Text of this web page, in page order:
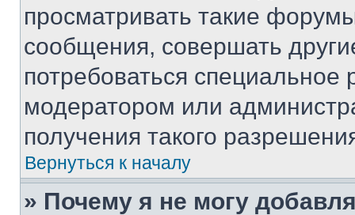
просматривать такие
сообщения, совершать
потребоваться
модератором или
получения такого
Вернуться к началу
» Почему я не могу